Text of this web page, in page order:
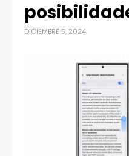
DICIEMBRE 5, 2024